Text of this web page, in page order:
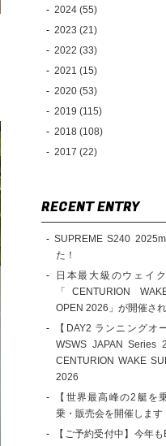
2024 (55)
2023 (21)
2022 (33)
2021 (15)
2020 (53)
2019 (115)
2018 (108)
2017 (22)
RECENT ENTRY
SUPREME S240
た！
日本最大級のウェイ
「CENTURION
OPEN 2026」が開催さ
【DAY2 ランニングオ
WSWS JAPAN
CENTURION WAKE
2026
【世界最高峰の2艇を
乗・販売会を開催します
【ご予約受付中】今年